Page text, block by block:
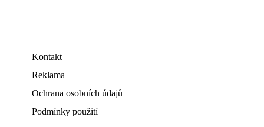
Kontakt
Reklama
Ochrana osobních údajů
Podmínky použití